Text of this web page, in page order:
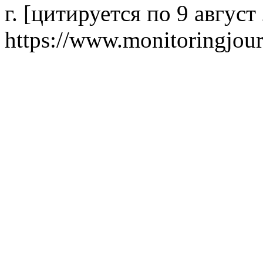
г. [цитируется по 9
https://